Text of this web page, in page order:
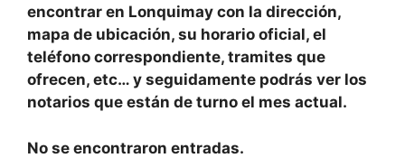
encontrar en Lonquimay con la dirección,
mapa de ubicación, su horario oficial, el
teléfono correspondiente, tramites que
ofrecen, etc… y seguidamente podrás ver los
notarios que están de turno el mes actual.
No se encontraron entradas.